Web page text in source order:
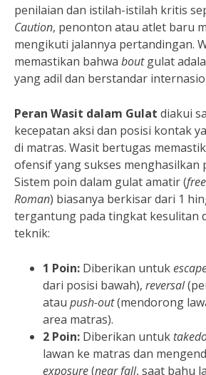
penilaian dan istilah-istilah kritis
Caution, penonton atau atlet baru
mengikuti jalannya pertandingan.
memastikan bahwa boutgulat
yang adil dan berstandar
Peran Wasit dalam Gulat diakui
kecepatan aksi dan posisi kontak
di matras. Wasit bertugas
ofensif yang sukses menghasilkan
Sistem poin dalam gulat amatir (
Roman) biasanya berkisar dari 1
tergantung pada tingkat kesulitan
teknik:
1 Poin: Diberikan untuk
dari posisi bawah), reversal
atau push-out(mendorong
area matras).
2 Poin: Diberikan untuk
lawan ke matras dan
exposure(near fall, saat bahu